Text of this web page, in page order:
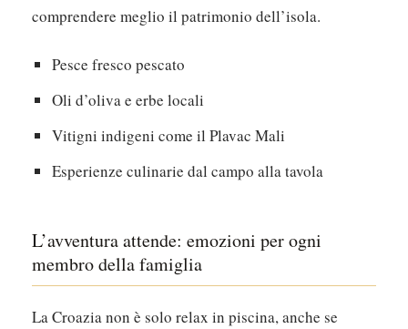
comprendere meglio il patrimonio dell’isola.
Pesce fresco pescato
Oli d’oliva e erbe locali
Vitigni indigeni come il Plavac Mali
Esperienze culinarie dal campo alla tavola
L’avventura attende: emozioni per ogni
membro della famiglia
La Croazia non è solo relax in piscina, anche se